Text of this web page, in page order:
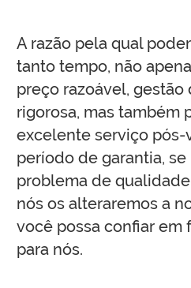
A razão pela qual
tanto tempo, não
preço razoável,
rigorosa, mas também
excelente serviço pós-
período de garantia,
problema de
nós os alteraremos a
você possa confiar em
para nós.